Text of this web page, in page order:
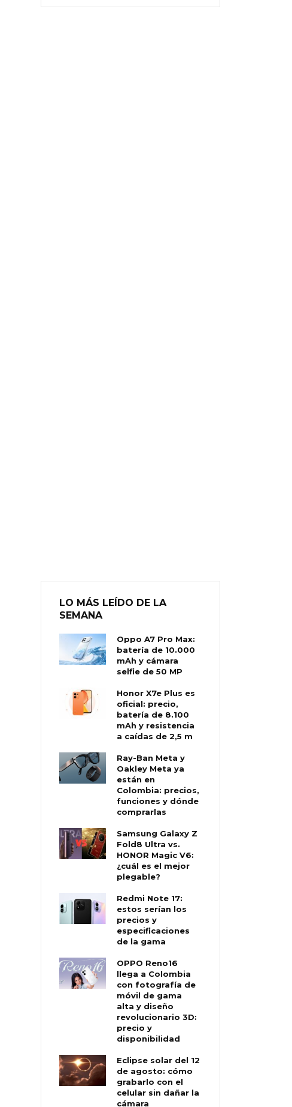
LO MÁS LEÍDO DE LA
SEMANA
Oppo A7 Pro Max:
batería de 10.000
mAh y cámara
selfie de 50 MP
Honor X7e Plus es
oficial: precio,
batería de 8.100
mAh y resistencia
a caídas de 2,5 m
Ray-Ban Meta y
Oakley Meta ya
están en
Colombia: precios,
funciones y dónde
comprarlas
Samsung Galaxy Z
Fold8 Ultra vs.
HONOR Magic V6:
¿cuál es el mejor
plegable?
Redmi Note 17:
estos serían los
precios y
especificaciones
de la gama
OPPO Reno16
llega a Colombia
con fotografía de
móvil de gama
alta y diseño
revolucionario 3D:
precio y
disponibilidad
Eclipse solar del 12
de agosto: cómo
grabarlo con el
celular sin dañar la
cámara